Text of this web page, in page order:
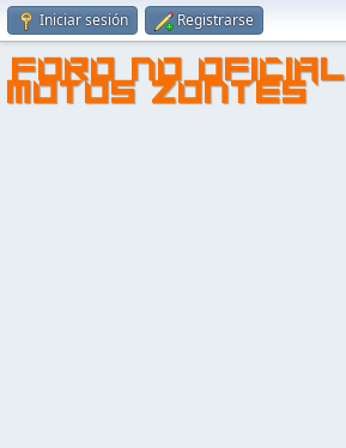
Iniciar sesión Registrarse
FORO NO OFICIAL
MOTOS ZONTES